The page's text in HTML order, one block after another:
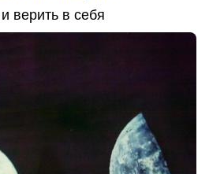
верить в себя